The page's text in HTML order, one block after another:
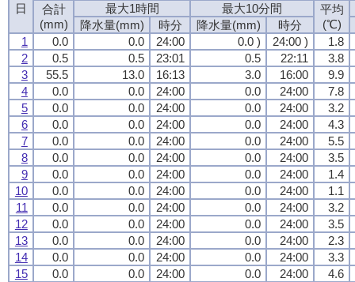
日
合計
(mm)
最大1時間 最大10分間
平均
(℃)
降水量(mm) 時分 降水量(mm)
時分
1
0.0 0.0 24:00 0.0 ) 24:00 )
1.8
2
0.5 0.5 23:01 0.5 22:11
3.8
3
55.5 13.0 16:13 3.0 16:00
9.9
4
0.0 0.0 24:00 0.0 24:00
7.8
5
0.0 0.0 24:00 0.0 24:00
3.2
6
0.0 0.0 24:00 0.0 24:00
4.3
7
0.0 0.0 24:00 0.0 24:00
5.5
8
0.0 0.0 24:00 0.0 24:00
3.5
9
0.0 0.0 24:00 0.0 24:00
1.4
10
0.0 0.0 24:00 0.0 24:00
1.1
11
0.0 0.0 24:00 0.0 24:00
3.2
12
0.0 0.0 24:00 0.0 24:00
3.5
13
0.0 0.0 24:00 0.0 24:00
2.3
14
0.0 0.0 24:00 0.0 24:00
3.3
15
0.0 0.0 24:00 0.0 24:00
4.6
日
合計
(mm)
最大1時間 最大10分間
平均
(℃)
降水量(mm) 時分 降水量(mm)
時分
1
0.0 0.0 24:00 0.0 ) 24:00 )
1.8
2
0.5 0.5 23:01 0.5 22:11
3.8
3
55.5 13.0 16:13 3.0 16:00
9.9
4
0.0 0.0 24:00 0.0 24:00
7.8
5
0.0 0.0 24:00 0.0 24:00
3.2
6
0.0 0.0 24:00 0.0 24:00
4.3
7
0.0 0.0 24:00 0.0 24:00
5.5
8
0.0 0.0 24:00 0.0 24:00
3.5
9
0.0 0.0 24:00 0.0 24:00
1.4
10
0.0 0.0 24:00 0.0 24:00
1.1
11
0.0 0.0 24:00 0.0 24:00
3.2
12
0.0 0.0 24:00 0.0 24:00
3.5
13
0.0 0.0 24:00 0.0 24:00
2.3
14
0.0 0.0 24:00 0.0 24:00
3.3
15
0.0 0.0 24:00 0.0 24:00
4.6
日
合計
(mm)
最大1時間 最大10分間
平均
(℃)
降水量(mm) 時分 降水量(mm)
時分
1
0.0 0.0 24:00 0.0 ) 24:00 )
1.8
2
0.5 0.5 23:01 0.5 22:11
3.8
3
55.5 13.0 16:13 3.0 16:00
9.9
4
0.0 0.0 24:00 0.0 24:00
7.8
5
0.0 0.0 24:00 0.0 24:00
3.2
6
0.0 0.0 24:00 0.0 24:00
4.3
7
0.0 0.0 24:00 0.0 24:00
5.5
8
0.0 0.0 24:00 0.0 24:00
3.5
9
0.0 0.0 24:00 0.0 24:00
1.4
10
0.0 0.0 24:00 0.0 24:00
1.1
11
0.0 0.0 24:00 0.0 24:00
3.2
12
0.0 0.0 24:00 0.0 24:00
3.5
13
0.0 0.0 24:00 0.0 24:00
2.3
14
0.0 0.0 24:00 0.0 24:00
3.3
15
0.0 0.0 24:00 0.0 24:00
4.6
日
合計
(mm)
最大1時間 最大10分間
平均
(℃)
降水量(mm) 時分 降水量(mm)
時分
1
0.0 0.0 24:00 0.0 ) 24:00 )
1.8
2
0.5 0.5 23:01 0.5 22:11
3.8
3
55.5 13.0 16:13 3.0 16:00
9.9
4
0.0 0.0 24:00 0.0 24:00
7.8
5
0.0 0.0 24:00 0.0 24:00
3.2
6
0.0 0.0 24:00 0.0 24:00
4.3
7
0.0 0.0 24:00 0.0 24:00
5.5
8
0.0 0.0 24:00 0.0 24:00
3.5
9
0.0 0.0 24:00 0.0 24:00
1.4
10
0.0 0.0 24:00 0.0 24:00
1.1
11
0.0 0.0 24:00 0.0 24:00
3.2
12
0.0 0.0 24:00 0.0 24:00
3.5
13
0.0 0.0 24:00 0.0 24:00
2.3
14
0.0 0.0 24:00 0.0 24:00
3.3
15
0.0 0.0 24:00 0.0 24:00
4.6